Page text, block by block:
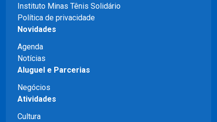
Instituto Minas Tênis Solidário
Política de privacidade
Novidades
Agenda
Notícias
Aluguel e Parcerias
Negócios
Atividades
Cultura